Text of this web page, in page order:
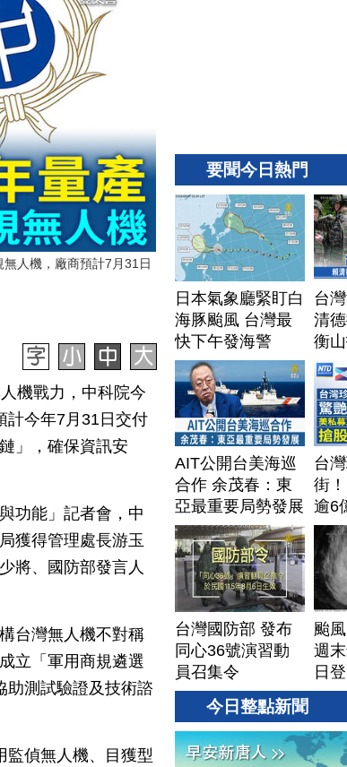
人機，廠商預計7月31日
機戰力，中科院今
計今年7月31日交付
」，確保資訊安
功能」記者會，中
獲得管理處長游玉
將、國防部發言人
台灣無人機不對稱
立「軍用商規遴選
助測試驗證及技術諮
監偵無人機、目獲型
要聞今日熱門
日本氣象廳緊盯白
海豚颱風 台灣最
快下午發海警
台
清
衡
AIT公開台美海巡
合作 余茂春：東
亞最重要局勢發展
台
街
逾6
茶
攻
聞｜
台灣國防部 發布
同心36號演習動
員召集令
颱
週
日
今日整點新聞